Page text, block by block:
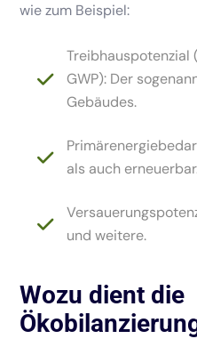
wie zum Beispiel:
Treibhauspotenzial
GWP): Der
Gebäudes.
als auch
und weitere.
Wozu dient die